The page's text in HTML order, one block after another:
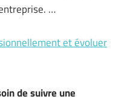
…
et évoluer
de suivre une